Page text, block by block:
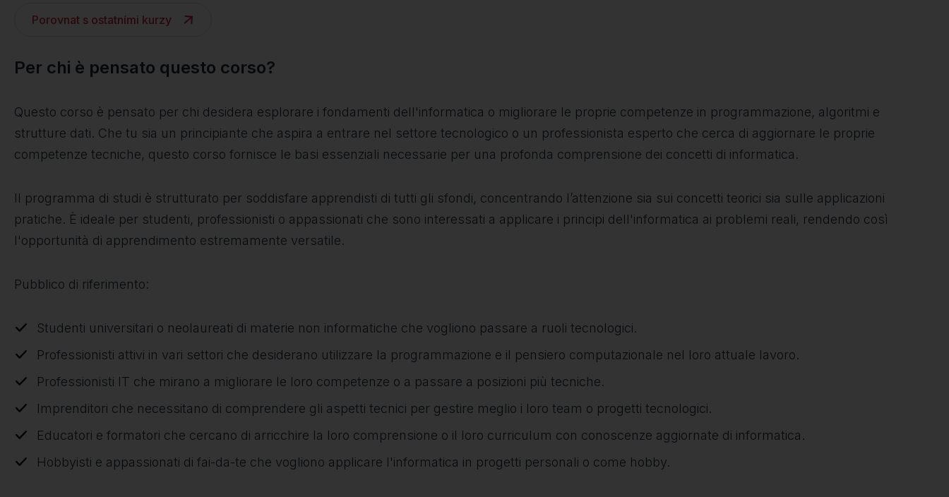
Porovnat s ostatními kurzy
Per chi è pensato questo corso?
Questo corso è pensato per chi desidera esplorare i fondamenti dell'informatica o migliorare le proprie competenze in programmazione, algoritmi e
strutture dati. Che tu sia un principiante che aspira a entrare nel settore tecnologico o un professionista esperto che cerca di aggiornare le proprie
competenze tecniche, questo corso fornisce le basi essenziali necessarie per una profonda comprensione dei concetti di informatica.
Il programma di studi è strutturato per soddisfare apprendisti di tutti gli sfondi, concentrando l’attenzione sia sui concetti teorici sia sulle applicazioni
pratiche. È ideale per studenti, professionisti o appassionati che sono interessati a applicare i principi dell'informatica ai problemi reali, rendendo così
l'opportunità di apprendimento estremamente versatile.
Pubblico di riferimento:
Studenti universitari o neolaureati di materie non informatiche che vogliono passare a ruoli tecnologici.
Professionisti attivi in vari settori che desiderano utilizzare la programmazione e il pensiero computazionale nel loro attuale lavoro.
Professionisti IT che mirano a migliorare le loro competenze o a passare a posizioni più tecniche.
Imprenditori che necessitano di comprendere gli aspetti tecnici per gestire meglio i loro team o progetti tecnologici.
Educatori e formatori che cercano di arricchire la loro comprensione o il loro curriculum con conoscenze aggiornate di informatica.
Hobbyisti e appassionati di fai-da-te che vogliono applicare l'informatica in progetti personali o come hobby.